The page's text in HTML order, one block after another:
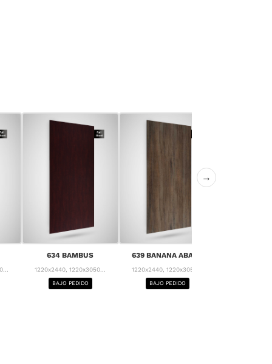
634 BAMBUS
1220x2440, 1220x3050...
BAJO PEDIDO
639 BANANA ABACA
1220x2440, 1220x3050...
BAJO PEDIDO
→